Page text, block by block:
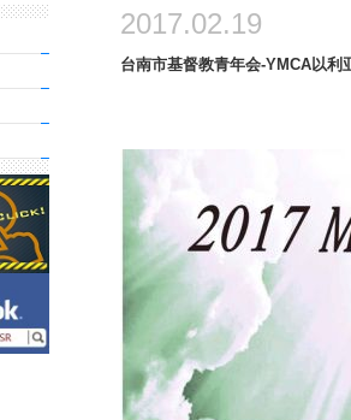
2017.02.19
台南市基督教青年会-YMCA以利